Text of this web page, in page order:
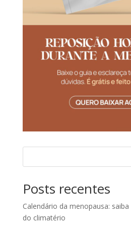
Posts recentes
Calendário da menopausa:
do climatério